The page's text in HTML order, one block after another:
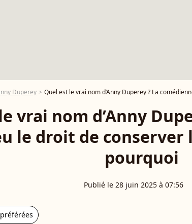
Duperey Quel est le vrai nom d’Anny Duperey ? La
vrai nom d’Anny
le droit de
pourquoi
Publié le 28 juin 2025 à 07:56